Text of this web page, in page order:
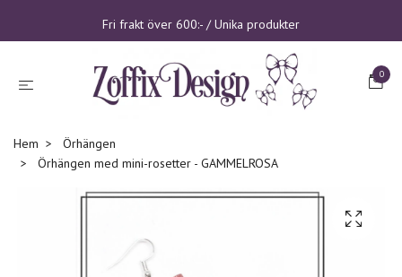
Fri frakt över 600:- / Unika produkter
0
Hem
Örhängen
Örhängen med mini-rosetter - GAMMELROSA